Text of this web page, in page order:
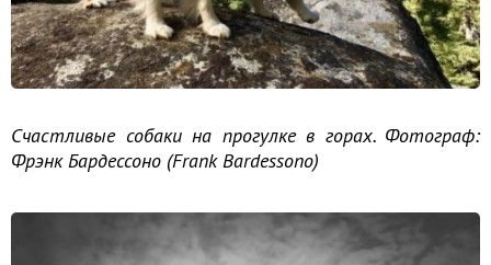
Счастливые собаки на прогулке в горах. Фотограф:
Фрэнк Бардессоно (Frank Bardessono)